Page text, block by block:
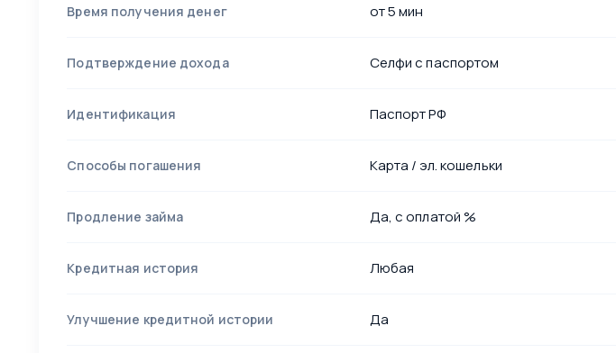
Время получения денег от 5 мин
Подтверждение дохода Селфи с паспортом
Идентификация Паспорт РФ
Способы погашения Карта / эл. кошельки
Продление займа Да, с оплатой %
Кредитная история Любая
Улучшение кредитной истории Да